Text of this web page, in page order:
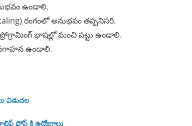
ఉండాలి.
రంగంలో అనుభవం తప్పనిసరి.
భాషల్లో మంచి పట్టు ఉండాలి.
ఉండాలి.
విడుదల
పోస్ట్ కి ఉద్యోగాలు